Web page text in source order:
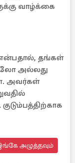
வாழ்க்கை
தங்கள்
அல்லது
அவர்கள்
அழுத்தவும்